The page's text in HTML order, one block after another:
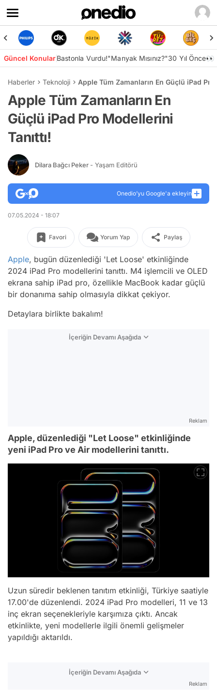
Güncel KonularBastonla Vurdu!"Manyak Mısınız?"30 Yıl Önce👀
Haberler Teknoloji Apple Tüm Zamanların En Güçlü iPad
Apple Tüm Zamanların En
Güçlü iPad Pro Modellerini
Tanıttı!
Dilara Bağcı Peker - Yaşam Editörü
Onedio’yu Google'a ekleyin
07.05.2024 - 18:07
Favori Yorum Yap Paylaş
Apple, bugün düzenlediği 'Let Loose' etkinliğinde
2024 iPad Pro modellerini tanıttı. M4 işlemcili ve OLED
ekrana sahip iPad pro, özellikle MacBook kadar güçlü
bir donanıma sahip olmasıyla dikkat çekiyor.
Detaylara birlikte bakalım!
İçeriğin Devamı Aşağıda
Reklam
Apple, düzenlediği "Let Loose" etkinliğinde
yeni iPad Pro ve Air modellerini tanıttı.
Uzun süredir beklenen tanıtım etkinliği, Türkiye saatiyle
17.00'de düzenlendi. 2024 iPad Pro modelleri, 11 ve 13
inç ekran seçenekleriyle karşımıza çıktı. Ancak
etkinlikte, yeni modellerle ilgili önemli gelişmeler
yapıldığı aktarıldı.
İçeriğin Devamı Aşağıda
Reklam